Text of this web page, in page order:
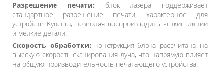
Разрешение печати: блок лазера поддерживает
стандартное разрешение печати, характерное для
устройств Kyocera, позволяя воспроизводить четкие линии
и мелкие детали.
Скорость обработки: конструкция блока рассчитана на
высокую скорость сканирования луча, что напрямую влияет
на общую производительность печатающего устройства.